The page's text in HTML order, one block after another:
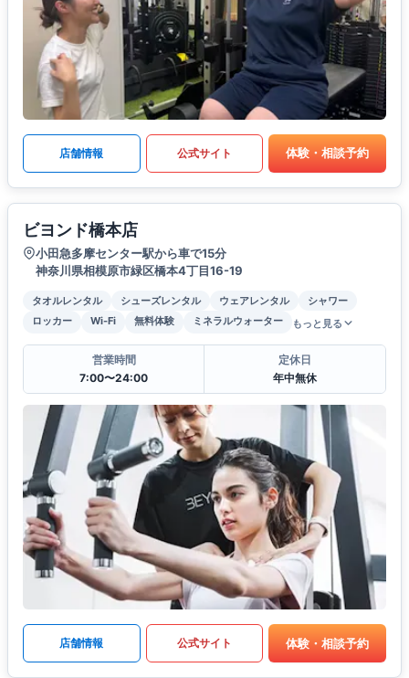
店舗情報 公式サイト 体験・相談予約
ビヨンド橋本店
小田急多摩センター駅から車で15分
神奈川県相模原市緑区橋本4丁目16-19
タオルレンタル シューズレンタル ウェアレンタル
シャワー
ロッカー
Wi-Fi 無料体験 ミネラルウォーター もっと見る
営業時間
7:00〜24:00
定休日
年中無休
店舗情報 公式サイト 体験・相談予約